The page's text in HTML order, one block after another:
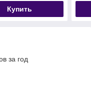
Купить
за год